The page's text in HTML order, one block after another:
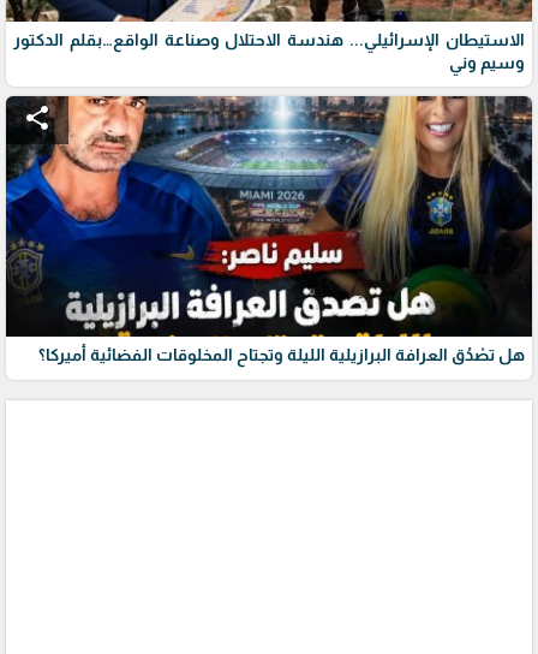
الاستيطان الإسرائيلي... هندسة الاحتلال وصناعة الواقع…بقلم الدكتور
وسيم وني
share
هل تصْدُق العرافة البرازيلية الليلة وتجتاح المخلوقات الفضائية أميركا؟